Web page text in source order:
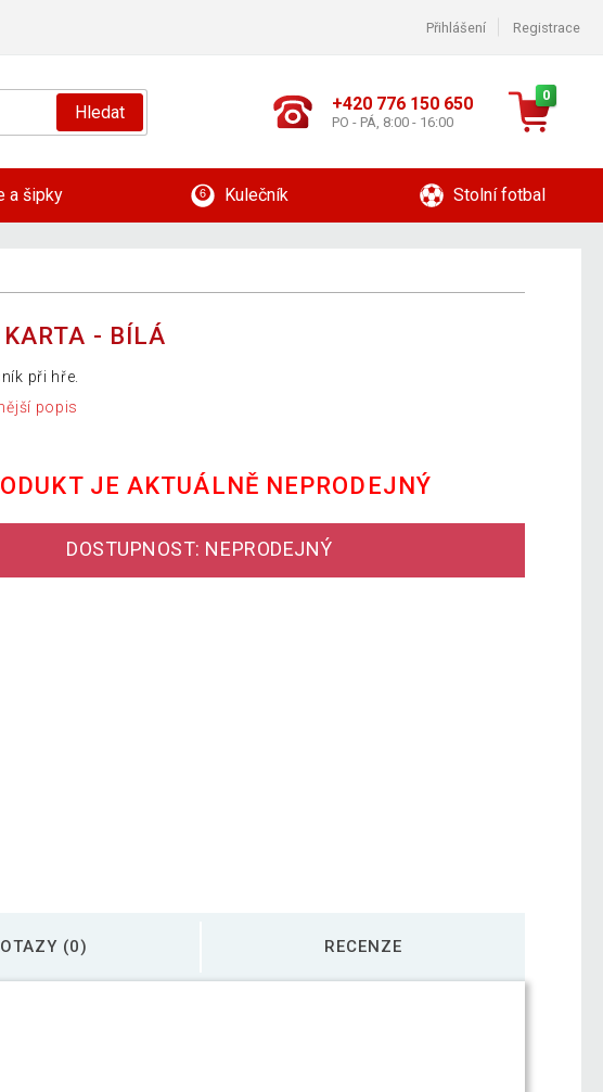
Přihlášení Registrace
Hledat +420 776 150 650
PO - PÁ, 8:00 - 16:00
0
a šipky Kulečník Stolní fotbal
KARTA - BÍLÁ
při hře.
popis
JE AKTUÁLNĚ NEPRODEJNÝ
DOSTUPNOST: NEPRODEJNÝ
(0) RECENZE